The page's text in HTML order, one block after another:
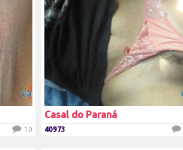
10
Casal do Paraná
40973